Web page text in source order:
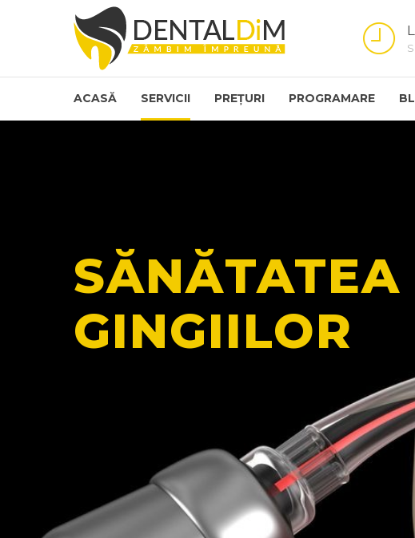
ACASĂ SERVICII PREȚURI PROGRAMARE
SĂNĂTATEA
GINGIILOR